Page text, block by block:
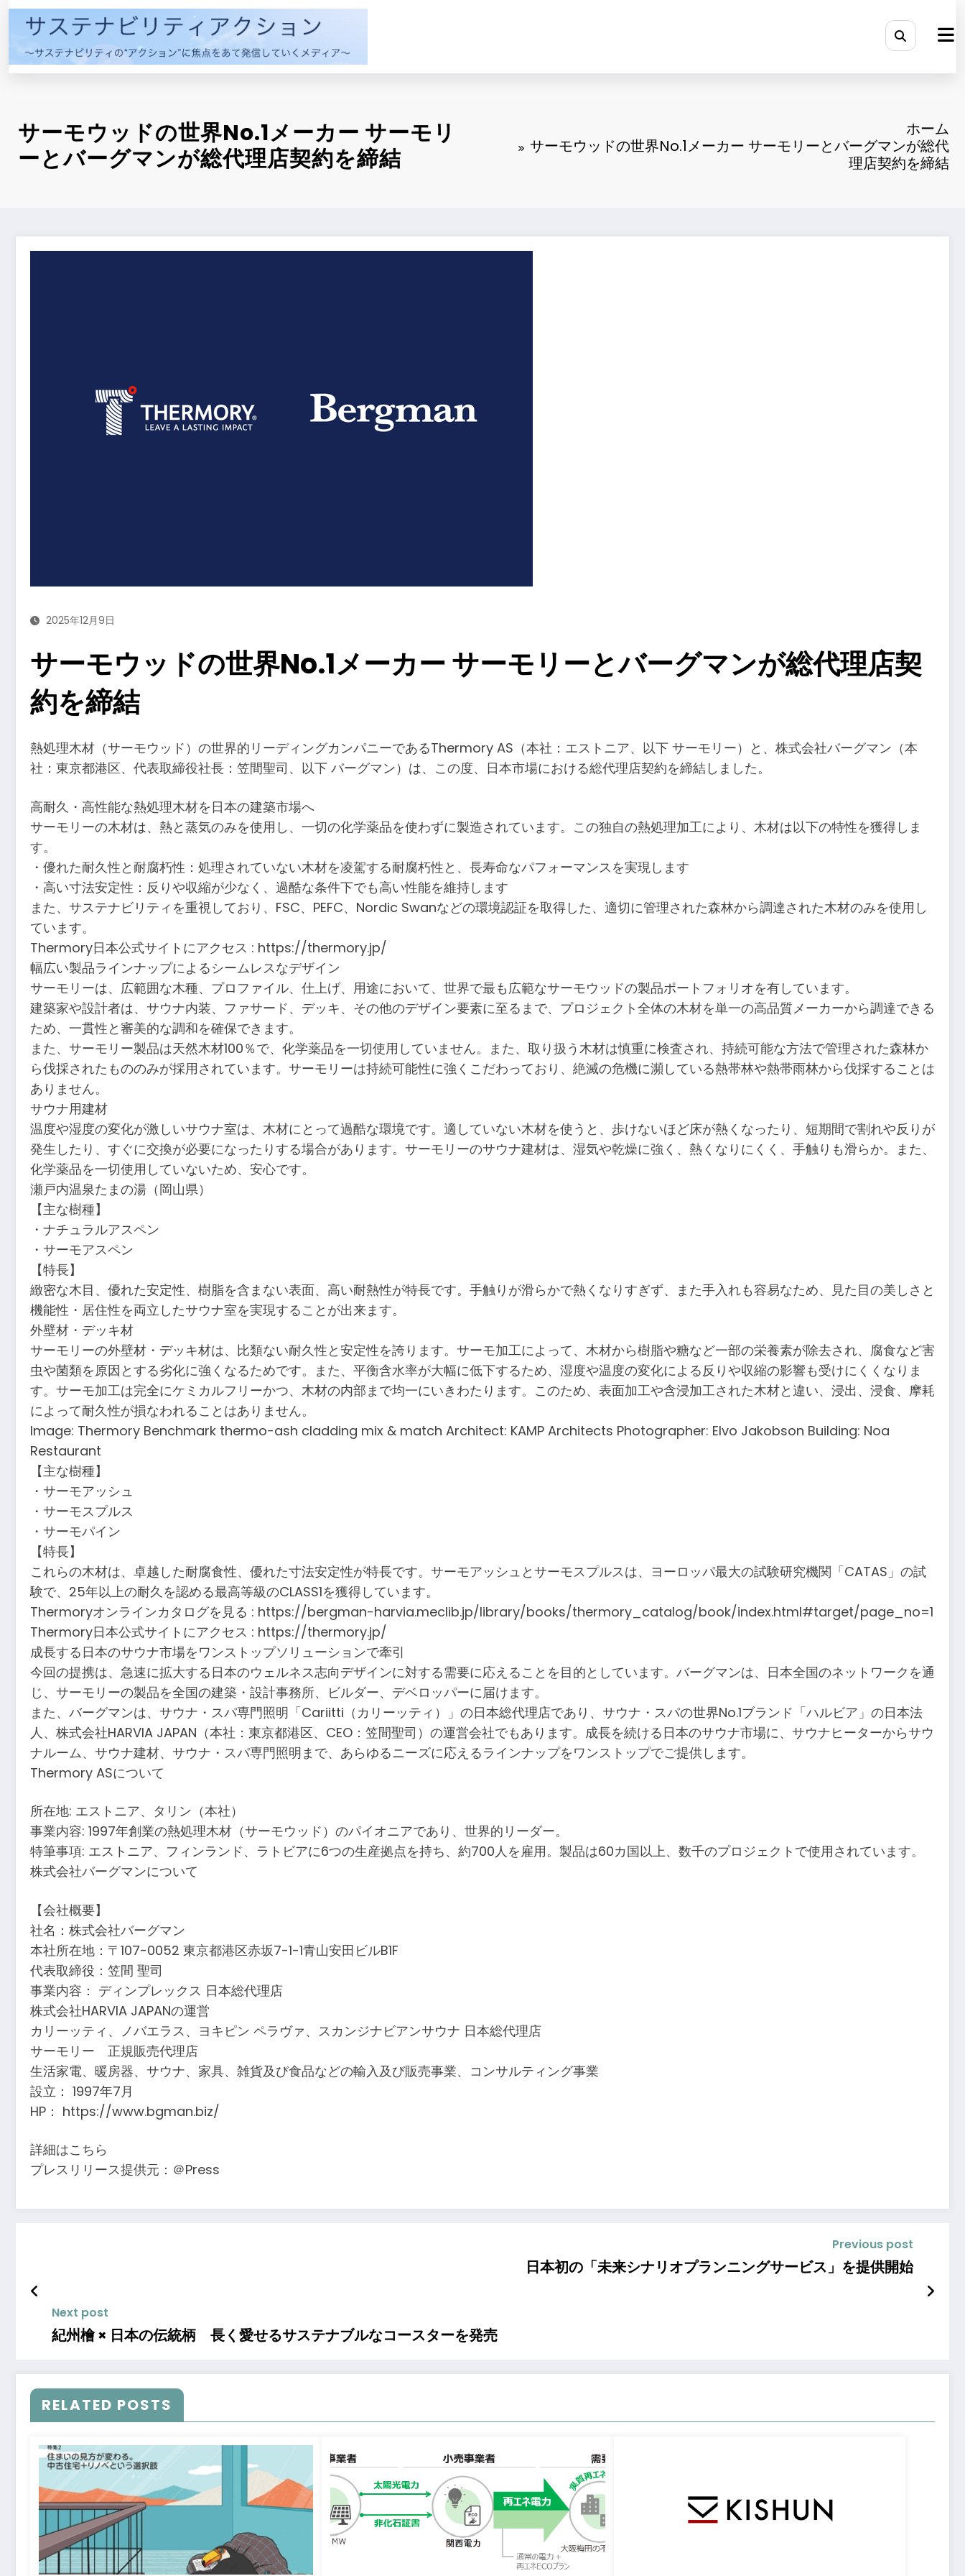
コ
ン
サーモウッドの世界No.1メーカー サーモリ
ーとバーグマンが総代理店契約を締結
ホーム
サーモウッドの世界No.1メーカー サーモリーとバーグマンが総代
理店契約を締結
2025年12月9日
サーモウッドの世界No.1メーカー サーモリーとバーグマンが総代理店契
約を締結
熱処理木材（サーモウッド）の世界的リーディングカンパニーであるThermory AS（本社：エストニア、以下 サーモリー）と、株式会社バーグマン（本
社：東京都港区、代表取締役社長：笠間聖司、以下 バーグマン）は、この度、日本市場における総代理店契約を締結しました。
高耐久・高性能な熱処理木材を日本の建築市場へ
サーモリーの木材は、熱と蒸気のみを使用し、一切の化学薬品を使わずに製造されています。この独自の熱処理加工により、木材は以下の特性を獲得しま
す。
・優れた耐久性と耐腐朽性：処理されていない木材を凌駕する耐腐朽性と、長寿命なパフォーマンスを実現します
・高い寸法安定性：反りや収縮が少なく、過酷な条件下でも高い性能を維持します
また、サステナビリティを重視しており、FSC、PEFC、Nordic Swanなどの環境認証を取得した、適切に管理された森林から調達された木材のみを使用し
ています。
Thermory日本公式サイトにアクセス : https://thermory.jp/
幅広い製品ラインナップによるシームレスなデザイン
サーモリーは、広範囲な木種、プロファイル、仕上げ、用途において、世界で最も広範なサーモウッドの製品ポートフォリオを有しています。
建築家や設計者は、サウナ内装、ファサード、デッキ、その他のデザイン要素に至るまで、プロジェクト全体の木材を単一の高品質メーカーから調達できる
ため、一貫性と審美的な調和を確保できます。
また、サーモリー製品は天然木材100％で、化学薬品を一切使用していません。また、取り扱う木材は慎重に検査され、持続可能な方法で管理された森林か
ら伐採されたもののみが採用されています。サーモリーは持続可能性に強くこだわっており、絶滅の危機に瀕している熱帯林や熱帯雨林から伐採することは
ありません。
サウナ用建材
温度や湿度の変化が激しいサウナ室は、木材にとって過酷な環境です。適していない木材を使うと、歩けないほど床が熱くなったり、短期間で割れや反りが
発生したり、すぐに交換が必要になったりする場合があります。サーモリーのサウナ建材は、湿気や乾燥に強く、熱くなりにくく、手触りも滑らか。また、
化学薬品を一切使用していないため、安心です。
瀬戸内温泉たまの湯（岡山県）
【主な樹種】
・ナチュラルアスペン
・サーモアスペン
【特長】
緻密な木目、優れた安定性、樹脂を含まない表面、高い耐熱性が特長です。手触りが滑らかで熱くなりすぎず、また手入れも容易なため、見た目の美しさと
機能性・居住性を両立したサウナ室を実現することが出来ます。
外壁材・デッキ材
サーモリーの外壁材・デッキ材は、比類ない耐久性と安定性を誇ります。サーモ加工によって、木材から樹脂や糖など一部の栄養素が除去され、腐食など害
虫や菌類を原因とする劣化に強くなるためです。また、平衡含水率が大幅に低下するため、湿度や温度の変化による反りや収縮の影響も受けにくくなりま
す。サーモ加工は完全にケミカルフリーかつ、木材の内部まで均一にいきわたります。このため、表面加工や含浸加工された木材と違い、浸出、浸食、摩耗
によって耐久性が損なわれることはありません。
Image: Thermory Benchmark thermo-ash cladding mix & match Architect: KAMP Architects Photographer: Elvo Jakobson Building: Noa
Restaurant
【主な樹種】
・サーモアッシュ
・サーモスプルス
・サーモパイン
【特長】
これらの木材は、卓越した耐腐食性、優れた寸法安定性が特長です。サーモアッシュとサーモスプルスは、ヨーロッパ最大の試験研究機関「CATAS」の試
験で、25年以上の耐久を認める最高等級のCLASS1を獲得しています。
Thermoryオンラインカタログを見る : https://bergman-harvia.meclib.jp/library/books/thermory_catalog/book/index.html#target/page_no=1
Thermory日本公式サイトにアクセス : https://thermory.jp/
成長する日本のサウナ市場をワンストップソリューションで牽引
今回の提携は、急速に拡大する日本のウェルネス志向デザインに対する需要に応えることを目的としています。バーグマンは、日本全国のネットワークを通
じ、サーモリーの製品を全国の建築・設計事務所、ビルダー、デベロッパーに届けます。
また、バーグマンは、サウナ・スパ専門照明「Cariitti（カリーッティ）」の日本総代理店であり、サウナ・スパの世界No.1ブランド「ハルビア」の日本法
人、株式会社HARVIA JAPAN（本社：東京都港区、CEO：笠間聖司）の運営会社でもあります。成長を続ける日本のサウナ市場に、サウナヒーターからサウ
ナルーム、サウナ建材、サウナ・スパ専門照明まで、あらゆるニーズに応えるラインナップをワンストップでご提供します。
Thermory ASについて
所在地: エストニア、タリン（本社）
事業内容: 1997年創業の熱処理木材（サーモウッド）のパイオニアであり、世界的リーダー。
特筆事項: エストニア、フィンランド、ラトビアに6つの生産拠点を持ち、約700人を雇用。製品は60カ国以上、数千のプロジェクトで使用されています。
株式会社バーグマンについて
【会社概要】
社名：株式会社バーグマン
本社所在地：〒107-0052 東京都港区赤坂7-1-1青山安田ビルB1F
代表取締役：笠間 聖司
事業内容： ディンプレックス 日本総代理店
株式会社HARVIA JAPANの運営
カリーッティ、ノバエラス、ヨキピン ペラヴァ、スカンジナビアンサウナ 日本総代理店
サーモリー 正規販売代理店
生活家電、暖房器、サウナ、家具、雑貨及び食品などの輸入及び販売事業、コンサルティング事業
設立： 1997年7月
HP： https://www.bgman.biz/
詳細はこちら
プレスリリース提供元：＠Press
Previous post
日本初の「未来シナリオプランニングサービス」を提供開始
Next post
紀州檜 × 日本の伝統柄 長く愛せるサステナブルなコースターを発売
RELATED POSTS